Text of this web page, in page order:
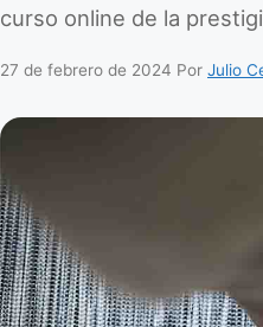
curso online de la
27 de febrero de 2024 Por Julio